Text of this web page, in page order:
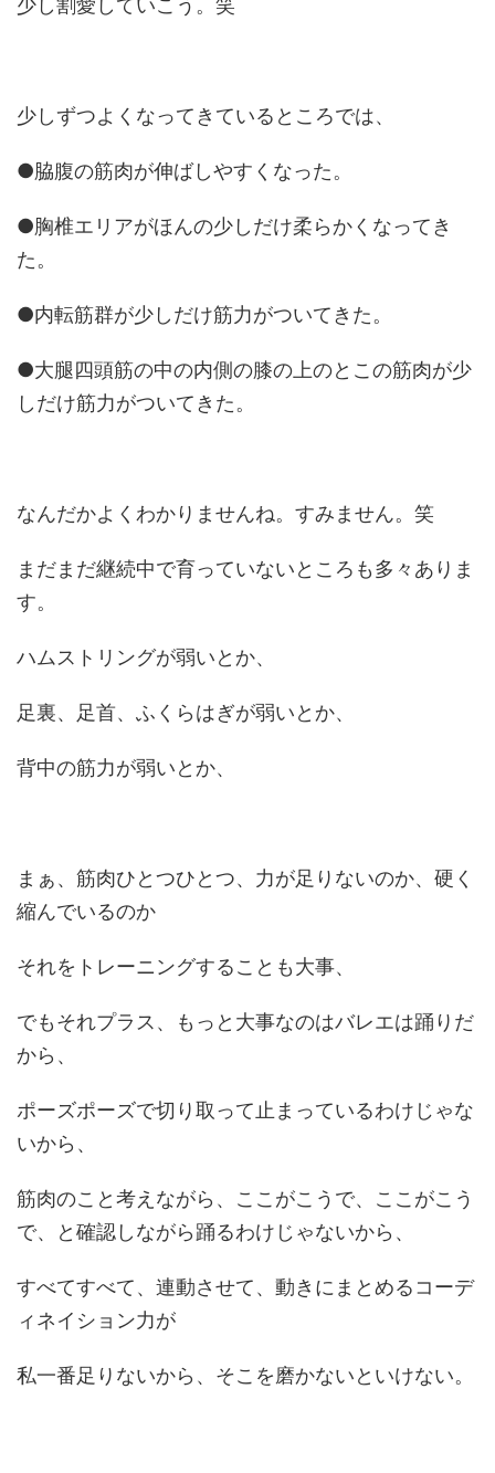
少し割愛していこう。笑
少しずつよくなってきているところでは、
●脇腹の筋肉が伸ばしやすくなった。
●胸椎エリアがほんの少しだけ柔らかくなってき
た。
●内転筋群が少しだけ筋力がついてきた。
●大腿四頭筋の中の内側の膝の上のとこの筋肉が少
しだけ筋力がついてきた。
なんだかよくわかりませんね。すみません。笑
まだまだ継続中で育っていないところも多々ありま
す。
ハムストリングが弱いとか、
足裏、足首、ふくらはぎが弱いとか、
背中の筋力が弱いとか、
まぁ、筋肉ひとつひとつ、力が足りないのか、硬く
縮んでいるのか
それをトレーニングすることも大事、
でもそれプラス、もっと大事なのはバレエは踊りだ
から、
ポーズポーズで切り取って止まっているわけじゃな
いから、
筋肉のこと考えながら、ここがこうで、ここがこう
で、と確認しながら踊るわけじゃないから、
すべてすべて、連動させて、動きにまとめるコーデ
ィネイション力が
私一番足りないから、そこを磨かないといけない。